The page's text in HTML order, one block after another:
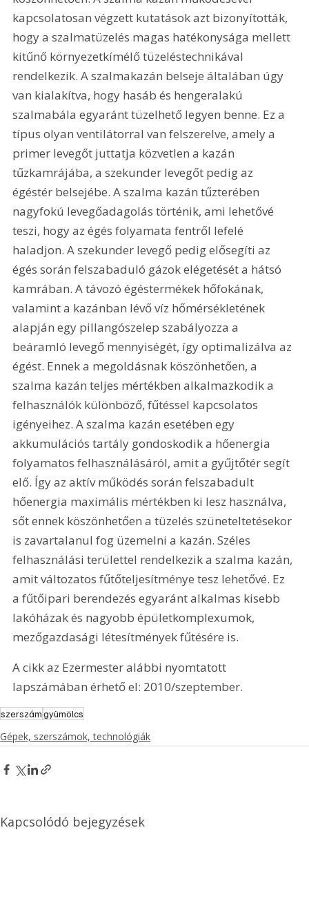
kapcsolatosan végzett kutatások azt bizonyították,
hogy a szalmatüzelés magas hatékonysága mellett
kitűnő környezetkímélő tüzeléstechnikával
rendelkezik. A szalmakazán belseje általában úgy
van kialakítva, hogy hasáb és hengeralakú
szalmabála egyaránt tüzelhető legyen benne. Ez a
típus olyan ventilátorral van felszerelve, amely a
primer levegőt juttatja közvetlen a kazán
tűzkamrájába, a szekunder levegőt pedig az
égéstér belsejébe. A szalma kazán tűzterében
nagyfokú levegőadagolás történik, ami lehetővé
teszi, hogy az égés folyamata fentről lefelé
haladjon. A szekunder levegő pedig elősegíti az
égés során felszabaduló gázok elégetését a hátsó
kamrában. A távozó égéstermékek hőfokának,
valamint a kazánban lévő víz hőmérsékletének
alapján egy pillangószelep szabályozza a
beáramló levegő mennyiségét, így optimalizálva az
égést. Ennek a megoldásnak köszönhetően, a
szalma kazán teljes mértékben alkalmazkodik a
felhasználók különböző, fűtéssel kapcsolatos
igényeihez. A szalma kazán esetében egy
akkumulációs tartály gondoskodik a hőenergia
folyamatos felhasználásáról, amit a gyűjtőtér segít
elő. Így az aktív működés során felszabadult
hőenergia maximális mértékben ki lesz használva,
sőt ennek köszönhetően a tüzelés szüneteltetésekor
is zavartalanul fog üzemelni a kazán. Széles
felhasználási területtel rendelkezik a szalma kazán,
amit változatos fűtőteljesítménye tesz lehetővé. Ez
a fűtőipari berendezés egyaránt alkalmas kisebb
lakóházak és nagyobb épületkomplexumok,
mezőgazdasági létesítmények fűtésére is.
A cikk az Ezermester alábbi nyomtatott
lapszámában érhető el: 2010/szeptember.
szerszámgyümölcs
Gépek, szerszámok, technológiák
Kapcsolódó bejegyzések